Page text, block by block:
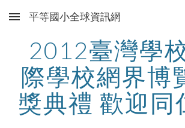
Skip to main content
平等國小全球資訊網
2012臺灣學
際學校網界博
獎典禮 歡迎同